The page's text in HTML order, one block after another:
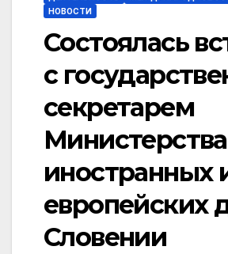
НОВОСТИ
Состоялась
с
секретарем
Министерства
иностранных
европейских
Словении